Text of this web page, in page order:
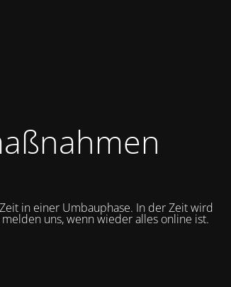
in einer Umbauphase. In der Zeit wird
uns, wenn wieder alles online ist.